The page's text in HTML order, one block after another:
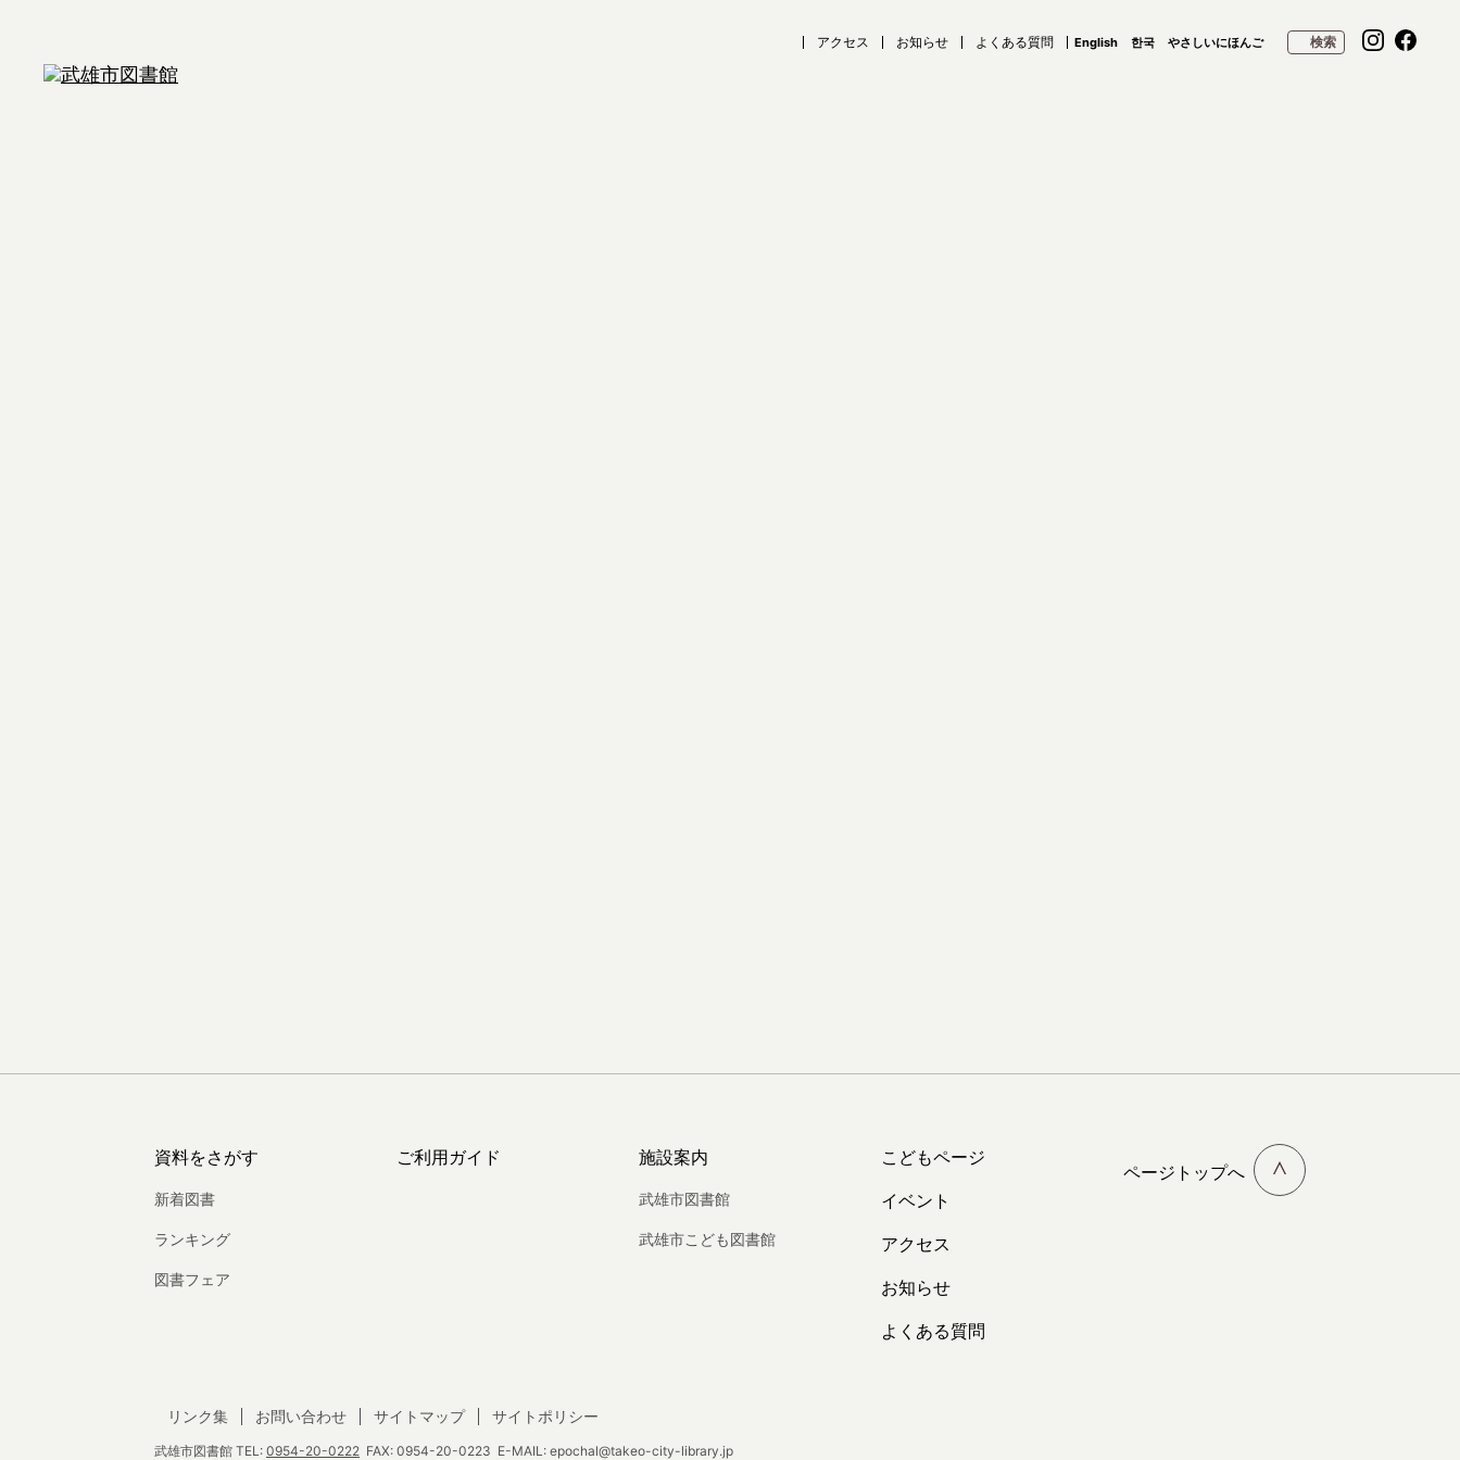
アクセス お知らせ よくある質問 English 한국 やさしいにほんご 検索
資料をさがす
新着図書
ランキング
図書フェア
ご利用ガイド 施設案内
武雄市図書館
武雄市こども図書館
こどもページ
イベント
アクセス
お知らせ
よくある質問
ページトップへ
武雄市図書館 TEL: 0954-20-0222 FAX: 0954-20-0223 E-MAIL: epochal@takeo-city-library.jp
リンク集 お問い合わせ サイトマップ サイトポリシー